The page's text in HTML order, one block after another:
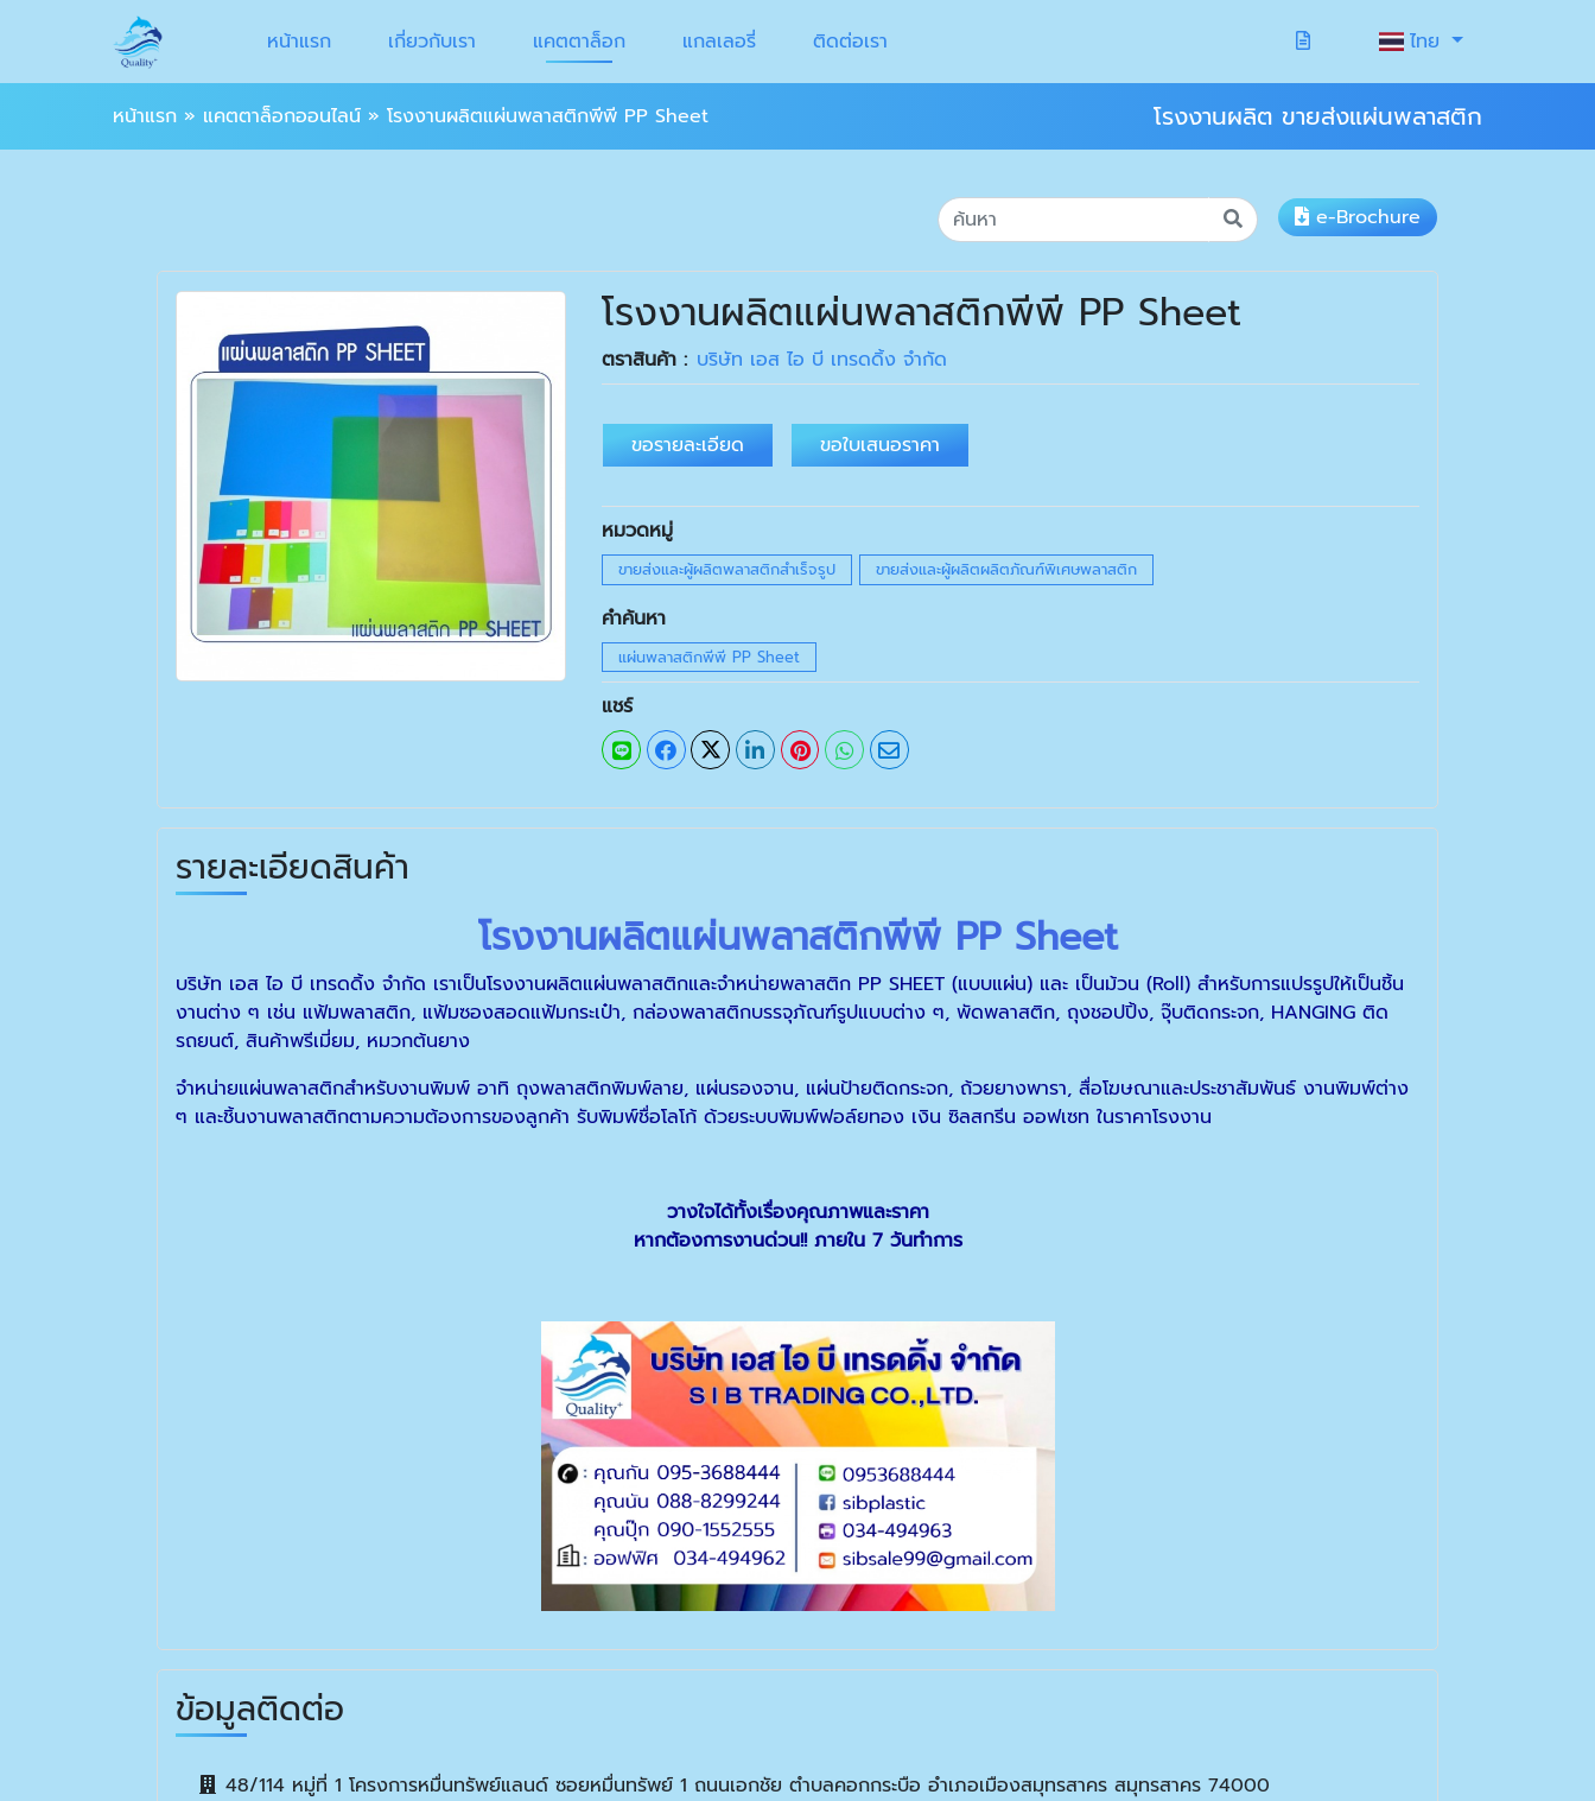
หน้าแรก เกี่ยวกับเรา แคตตาล็อก แกลเลอรี่ ติดต่อเรา ไทย
หน้าแรก » แคตตาล็อกออนไลน์ » โรงงานผลิตแผ่นพลาสติกพีพี PP Sheet โรงงานผลิต ขายส่งแผ่นพลาสติก
e-Brochure
โรงงานผลิตแผ่นพลาสติกพีพี PP Sheet
ตราสินค้า : บริษัท เอส ไอ บี เทรดดิ้ง จำกัด
ขอรายละเอียด ขอใบเสนอราคา
หมวดหมู่
ขายส่งและผู้ผลิตพลาสติกสำเร็จรูป ขายส่งและผู้ผลิตผลิตภัณฑ์พิเศษพลาสติก
คำค้นหา
แผ่นพลาสติกพีพี PP Sheet
แชร์
รายละเอียดสินค้า
โรงงานผลิตแผ่นพลาสติกพีพี PP Sheet
บริษัท เอส ไอ บี เทรดดิ้ง จำกัด เราเป็นโรงงานผลิตแผ่นพลาสติกและจำหน่ายพลาสติก PP SHEET (แบบแผ่น) และ เป็นม้วน (Roll) สำหรับการแปรรูปให้เป็นชิ้น
งานต่าง ๆ เช่น แฟ้มพลาสติก, แฟ้มซองสอดแฟ้มกระเป๋า, กล่องพลาสติกบรรจุภัณฑ์รูปแบบต่าง ๆ, พัดพลาสติก, ถุงชอปปิ้ง, จุ๊บติดกระจก, HANGING ติด
รถยนต์, สินค้าพรีเมี่ยม, หมวกต้นยาง
จำหน่ายแผ่นพลาสติกสำหรับงานพิมพ์ อาทิ ถุงพลาสติกพิมพ์ลาย, แผ่นรองจาน, แผ่นป้ายติดกระจก, ถ้วยยางพารา, สื่อโฆษณาและประชาสัมพันธ์ งานพิมพ์ต่าง
ๆ และชิ้นงานพลาสติกตามความต้องการของลูกค้า รับพิมพ์ชื่อโลโก้ ด้วยระบบพิมพ์ฟอล์ยทอง เงิน ซิลสกรีน ออฟเซท ในราคาโรงงาน
วางใจได้ทั้งเรื่องคุณภาพและราคา
หากต้องการงานด่วน!! ภายใน 7 วันทำการ
ข้อมูลติดต่อ
48/114 หมู่ที่ 1 โครงการหมื่นทรัพย์แลนด์ ซอยหมื่นทรัพย์ 1 ถนนเอกชัย ตำบลคอกกระบือ อำเภอเมืองสมุทรสาคร สมุทรสาคร 74000